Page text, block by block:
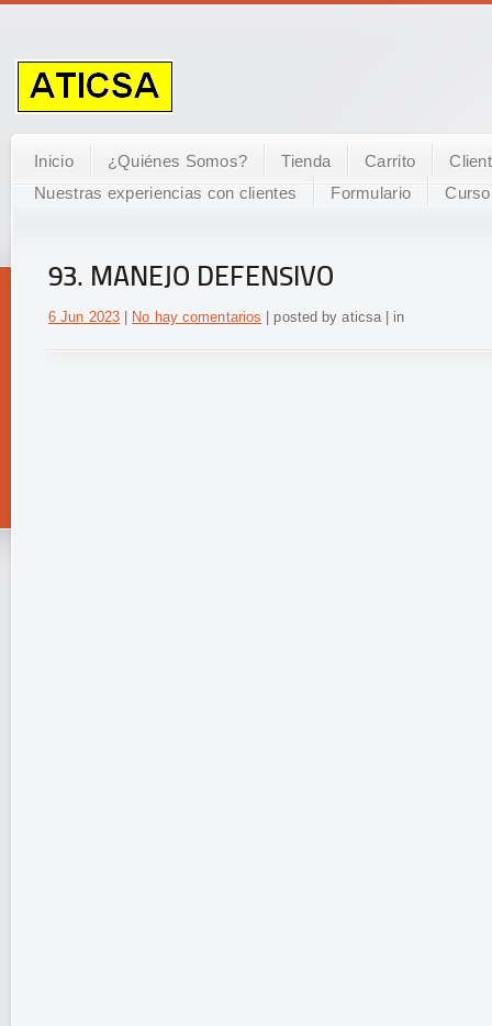
Inicio ¿Quiénes Somos? Tienda Carrito
Nuestras experiencias con clientes
Formulario Curso
93. MANEJO DEFENSIVO
6 Jun 2023 No hay comentarios | posted by aticsa | in